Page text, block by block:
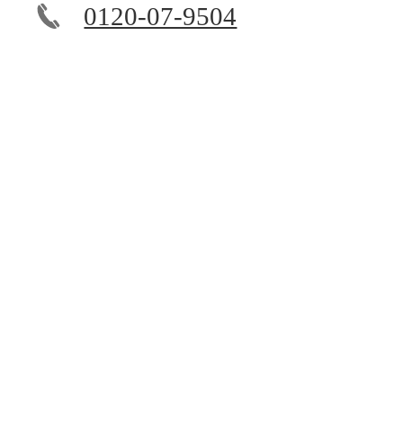
0120-07-9504